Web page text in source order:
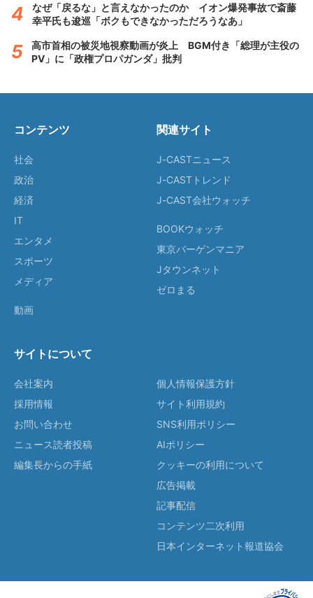
なぜ「戻るな」と言えなかったのか イオン爆発事故で斎藤
幸平氏も逡巡「ボクもできなかっただろうなあ」
高市首相の被災地視察動画が炎上 BGM付き「総理が主役の
PV」に「政権プロパガンダ」批判
コンテンツ
社会
政治
経済
IT
エンタメ
スポーツ
メディア
動画
関連サイト
J-CASTニュース
J-CASTトレンド
J-CAST会社ウォッチ
BOOKウォッチ
東京バーゲンマニア
Jタウンネット
ゼロまる
サイトについて
会社案内
採用情報
お問い合わせ
ニュース読者投稿
編集長からの手紙
個人情報保護方針
サイト利用規約
SNS利用ポリシー
AIポリシー
クッキーの利用について
広告掲載
記事配信
コンテンツ二次利用
日本インターネット報道協会